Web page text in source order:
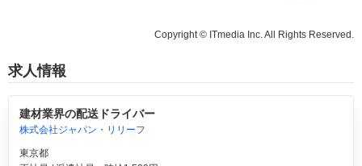
Copyright © ITmedia Inc. All Rights Reserved.
求人情報
建材業界の配送ドライバー
株式会社ジャパン・リリーフ
東京都